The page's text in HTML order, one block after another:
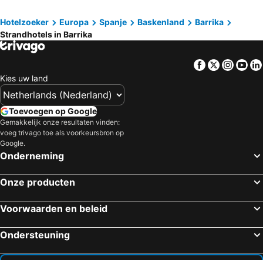
Hotelzoeker Europa Spanje Baskenland
Barrika
Strandhotels in Barrika
Facebook
Twitter
Kies uw land
Toevoegen op Google
Gemakkelijk onze resultaten vinden:
voeg trivago toe als voorkeursbron op
Google.
Onderneming
Onze producten
Voorwaarden en beleid
Ondersteuning